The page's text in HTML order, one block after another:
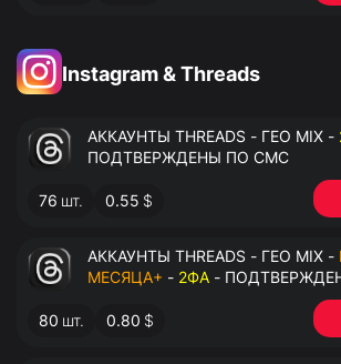
Instagram & Threads
АККАУНТЫ THREADS - ГЕО MIX -
ПОДТВЕРЖДЕНЫ ПО СМС
76 шт. 0.55 $
АККАУНТЫ THREADS - ГЕО MIX -
МЕСЯЦА+ - 2ФА -
80 шт. 0.80 $